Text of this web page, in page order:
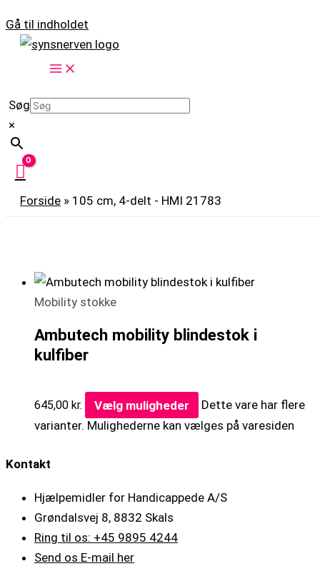
Gå til indholdet
Søg
×
Forside » 105 cm, 4-delt - HMI 21783
Mobility stokke
Ambutech mobility blindestok i
kulfiber
645,00 kr. Vælg muligheder
Dette vare har flere
varianter. Mulighederne kan vælges på varesiden
Kontakt
Hjælpemidler for Handicappede A/S
Grøndalsvej 8, 8832 Skals
Ring til os: +45 9895 4244
Send os E-mail her